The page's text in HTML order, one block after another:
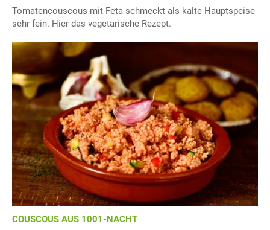
Tomatencouscous mit Feta schmeckt als kalte Hauptspeise
sehr fein. Hier das vegetarische Rezept.
COUSCOUS AUS 1001-NACHT